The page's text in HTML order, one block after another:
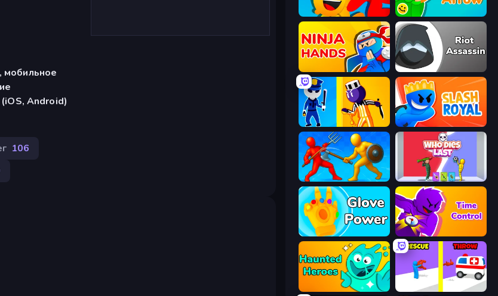
мобильное
Android)
106
Riot Escape Feeling Arrow
Ninja Hands Riot Assassin
Slash Royal
Epic Sword Battle! Fight in Arena Who Dies Last?
Glove Power Time Control!
Haunted Heroes Rescue Throw